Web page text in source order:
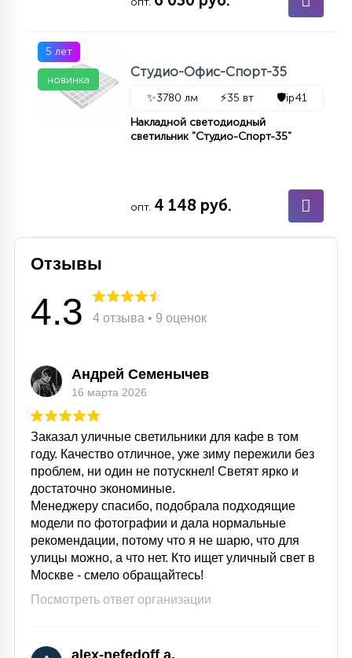
5 лет
новинка
Студио-Офис-Спорт-35
✨3780 лм ⚡35 вт 🛡️ip41
Накладной светодиодный
светильник "Студио-Спорт-35"
опт. 4 148 руб.
Отзывы
4.3 4 отзыва • 9 оценок
Андрей Семенычев
16 марта 2026
Заказал уличные светильники для кафе в том
году. Качество отличное, уже зиму пережили без
проблем, ни один не потускнел! Светят ярко и
достаточно экономиные.
Менеджеру спасибо, подобрала подходящие
модели по фотографии и дала нормальные
рекомендации, потому что я не шарю, что для
улицы можно, а что нет. Кто ищет уличный свет в
Москве - смело обращайтесь!
Посмотреть ответ организации
alex-nefedoff a.